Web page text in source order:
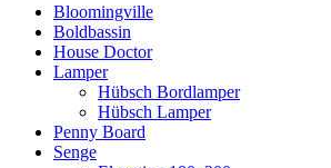
Bloomingville
Boldbassin
House Doctor
Lamper
Hübsch Bordlamper
Hübsch Lamper
Penny Board
Senge